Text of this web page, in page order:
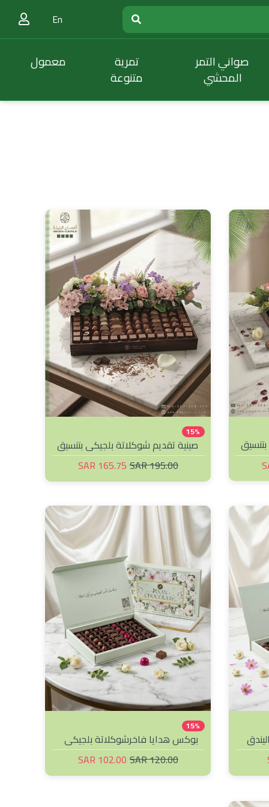
15%
صينية تقديم شوكلاتة بلجيكي بتنسيق
ورد جانبي
195.00 SAR
165.75 SAR
15%
بوكس هدايا فاخرشوكلاتة بلجيكي
فاخر120.00 SAR
102.00 SAR
En
صواني التمر
المحشي
تمرية
متنوعة
معمول